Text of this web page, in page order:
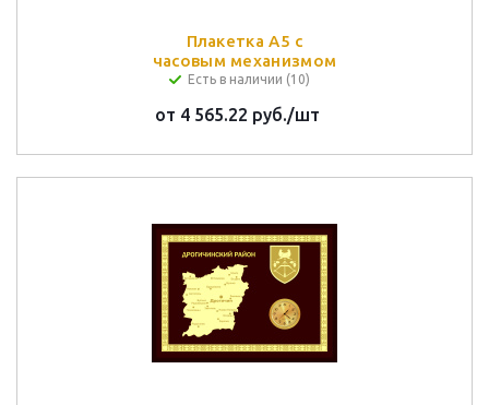
Плакетка А5 с
часовым механизмом
Есть в наличии (10)
от 4 565.22 руб./шт